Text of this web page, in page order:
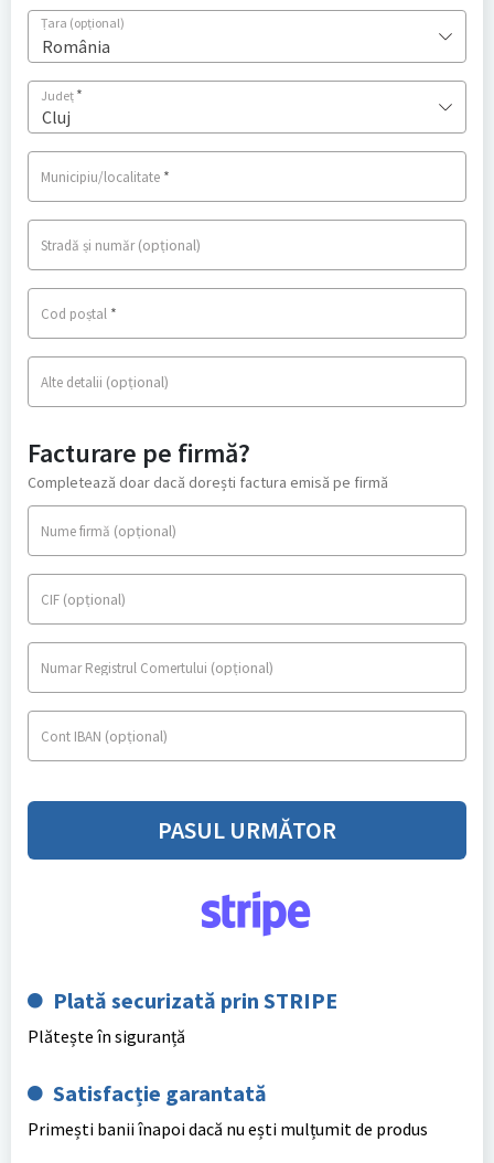
Țara (opțional)
România
Județ *
Cluj
Municipiu/localitate *
Stradă și număr(opțional)
Cod poștal *
Alte detalii (opțional)
Facturare pe firmă?
Completează doar dacă dorești factura emisă pe firmă
Nume firmă (opțional)
CIF (opțional)
Numar Registrul Comertului (opțional)
Cont IBAN (opțional)
PASUL URMĂTOR
Plată securizată prin STRIPE
Plătește în siguranță
Satisfacție garantată
Primești banii înapoi dacă nu ești mulțumit de produs